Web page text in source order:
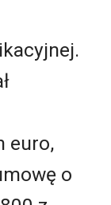
euro,
o